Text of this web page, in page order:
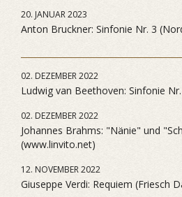
20. JANUAR 2023
Anton Bruckner: Sinfonie Nr. 3
02. DEZEMBER 2022
Ludwig van Beethoven: Sinfonie
02. DEZEMBER 2022
Johannes Brahms: "Nänie" und
(www.linvito.net)
12. NOVEMBER 2022
Giuseppe Verdi: Requiem (Friesch